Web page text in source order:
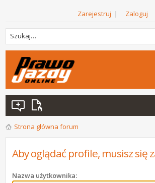
Zarejestruj | Zaloguj
Strona główna forum
Aby oglądać profile, musisz się
Nazwa użytkownika: